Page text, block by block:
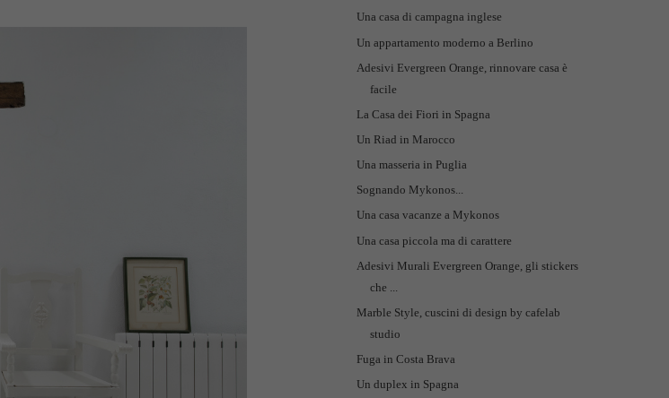
Una casa di campagna inglese
Un appartamento moderno a Berlino
Adesivi Evergreen Orange, rinnovare casa è
facile
La Casa dei Fiori in Spagna
Un Riad in Marocco
Una masseria in Puglia
Sognando Mykonos...
Una casa vacanze a Mykonos
Una casa piccola ma di carattere
Adesivi Murali Evergreen Orange, gli stickers
che ...
Marble Style, cuscini di design by cafelab
studio
Fuga in Costa Brava
Un duplex in Spagna